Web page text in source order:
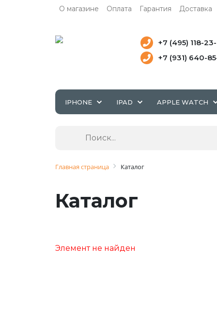
О магазине Оплата Гарантия Доставка
+7 (495) 118-
+7 (931) 640-
IPHONE IPAD APPLE WATCH
Главная страница Каталог
Каталог
Элемент не найден